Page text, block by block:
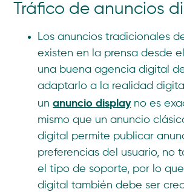
Tráfico de anuncios
Los anuncios tradicionales
existen en la prensa desde
una buena agencia digital
adaptarlo a la realidad
unanuncio displayno es
mismo que un anuncio
digital permite publicar
preferencias del usuario, no
el tipo de soporte, por lo
digital también debe ser